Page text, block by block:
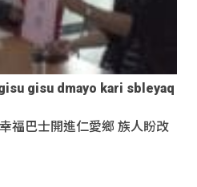
gisu dmayo kari sbleyaq
福巴士開進仁愛鄉 族人盼改